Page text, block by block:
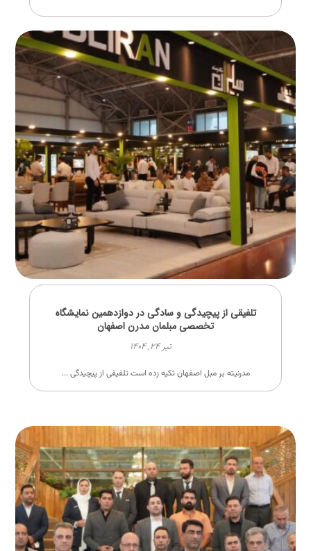
تلفیقی از پیچیدگی و سادگی در دوازدهمین نمایشگاه
تخصصی مبلمان مدرن اصفهان
تیر ۲۴, ۱۴۰۴
مدرنیته بر مبل اصفهان تکیه زده است تلفیقی از پیچیدگی ...